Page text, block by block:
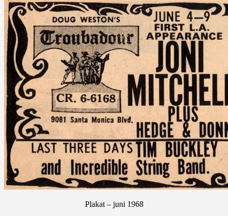
Plakat – juni 1968